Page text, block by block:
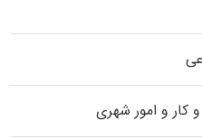
و امور شهری